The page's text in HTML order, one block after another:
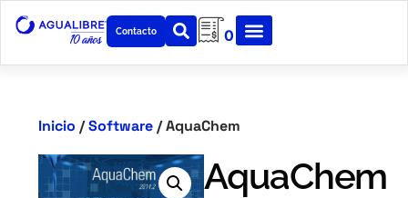
Contacto 0
Inicio /Software/ AquaChem
AquaChem